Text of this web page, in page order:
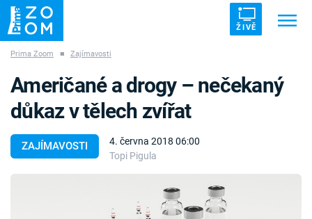
ŽIVĚ
ZÁHADY VETŘELCI DÁVNOVĚKU
Prima Zoom ■ Zajímavosti
ZAJÍMAVOSTI
4. června 2018 06:00
Topi Pigula
Američané a drogy – nečekaný
důkaz v tělech zvířat